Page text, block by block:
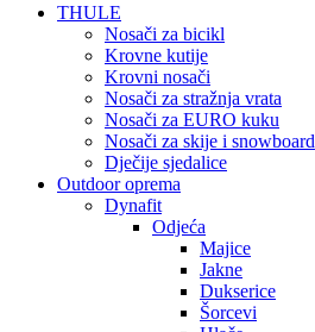
THULE
Nosači za bicikl
Krovne kutije
Krovni nosači
Nosači za stražnja vrata
Nosači za EURO kuku
Nosači za skije i snowboard
Dječije sjedalice
Outdoor oprema
Dynafit
Odjeća
Majice
Jakne
Dukserice
Šorcevi